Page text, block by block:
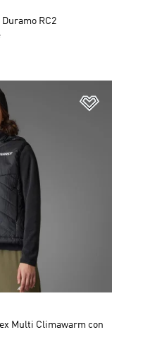
RC2
Multi Climawarm con